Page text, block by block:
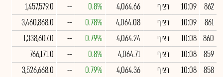
862
10:09 רציף 4,064.66
0.8%
--
1,457,579.0
861
10:09 רציף 4,064.08
0.78%
--
3,460,868.0
860
10:08 רציף 4,064.24
0.79%
--
1,338,607.0
859
10:08 רציף 4,064.71
0.8%
--
766,171.0
858
10:08 רציף 4,064.36
0.79%
--
3,526,668.0